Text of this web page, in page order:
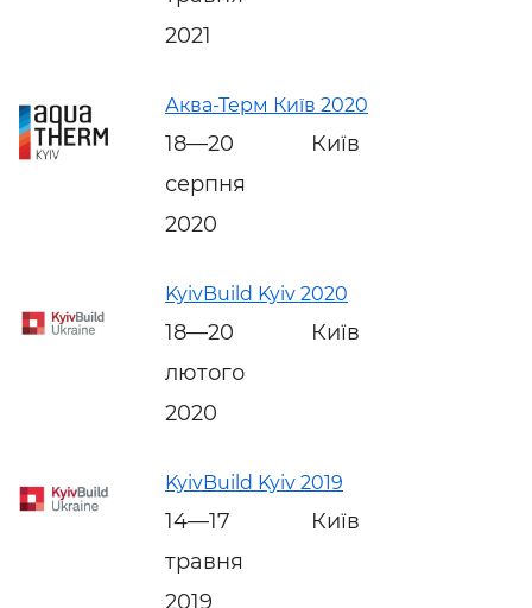
2021
Аква-Терм Київ 2020
18—20
серпня
2020
Київ
KyivBuild Kyiv 2020
18—20
лютого
2020
Київ
KyivBuild Kyiv 2019
14—17
травня
2019
Київ